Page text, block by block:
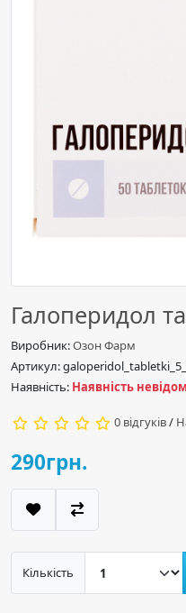
Галоперидол
Виробник:Озон Фарм
Артикул:
Наявність: Наявність
0 відгуків/
290грн.
Кількість